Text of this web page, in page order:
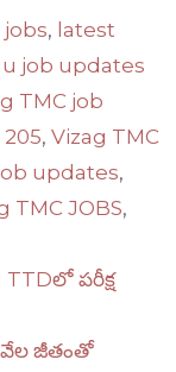
jobs, latest
job updates
TMC job
, Vizag TMC
updates,
TMC JOBS,
పరీక్ష
వేల జీతంతో